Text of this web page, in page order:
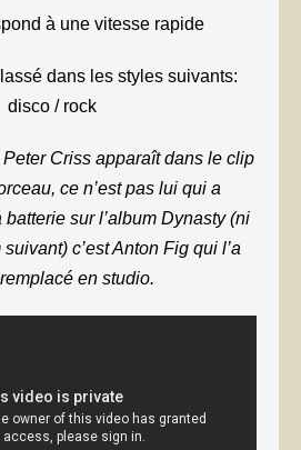
à une vitesse rapide
dans les styles suivants:
disco / rock
Criss apparaît dans le clip
ce n’est pas lui qui a
sur l’album Dynasty (ni
suivant) c’est Anton Fig qui l’a
remplacé en studio.